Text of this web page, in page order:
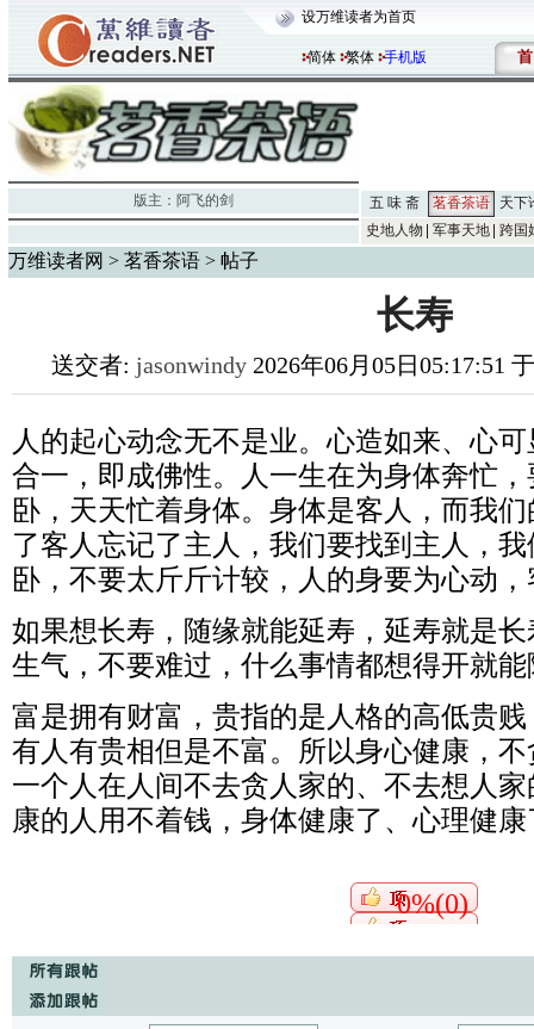
设万维读者为首页
简体 繁体 手机版 首
版主： 阿飞的剑 五 味 斋 茗香茶语
天下
史地人物
军事天地 跨国
万维读者网 > 茗香茶语 > 帖子
长寿
送交者: jasonwindy2026年06月05日05:17:51
人的起心动念无不是业。心造如来、心
合一，即成佛性。人一生在为身体奔忙
卧，天天忙着身体。身体是客人，而我
了客人忘记了主人，我们要找到主人，
卧，不要太斤斤计较，人的身要为心动
如果想长寿，随缘就能延寿，延寿就是
生气，不要难过，什么事情都想得开就能
富是拥有财富，贵指的是人格的高低贵
有人有贵相但是不富。所以身心健康，
一个人在人间不去贪人家的、不去想人
康的人用不着钱，身体健康了、心理健
0%(0)